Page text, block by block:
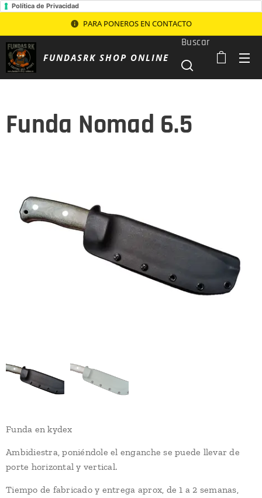
Política de Privacidad
PARA PONEROS EN CONTACTO
FUNDASRK SHOP ONLINE
Buscar
Funda Nomad 6.5
Funda en kydex
Ambidiestra, poniéndole el enganche se puede llevar de
porte horizontal y vertical.
Tiempo de fabricado y entrega aprox, de 1 a 2 semanas,